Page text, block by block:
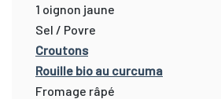
1 oignon jaune
Sel / Povre
Croutons
Rouille bio au curcuma
Fromage râpé